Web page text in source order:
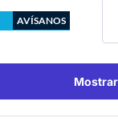
AVÍSANOS